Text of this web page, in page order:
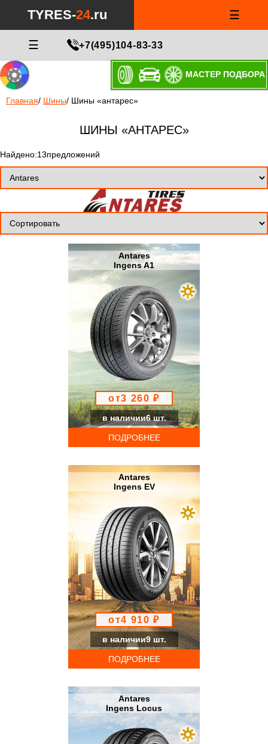
TYRES-24.ru ☰
☰ +7(495)104-83-33
МАСТЕР ПОДБОРА
Главная/ Шины/ Шины «антарес»
ШИНЫ «АНТАРЕС»
Найдено:13предложений
Antares
Ingens A1
от3 260 ₽
в наличии6 шт.
ПОДРОБНЕЕ
Antares
Ingens EV
от4 910 ₽
в наличии9 шт.
ПОДРОБНЕЕ
Antares
Ingens Locus